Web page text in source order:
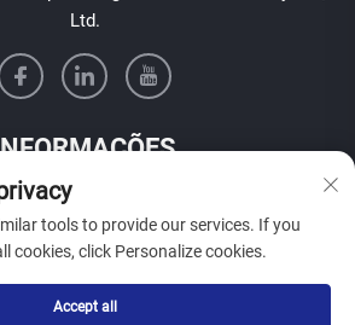
Ltd.
nosso boletim informativo semanal
tools to provide our services. If you
cookies, click Personalize cookies.
Accept all